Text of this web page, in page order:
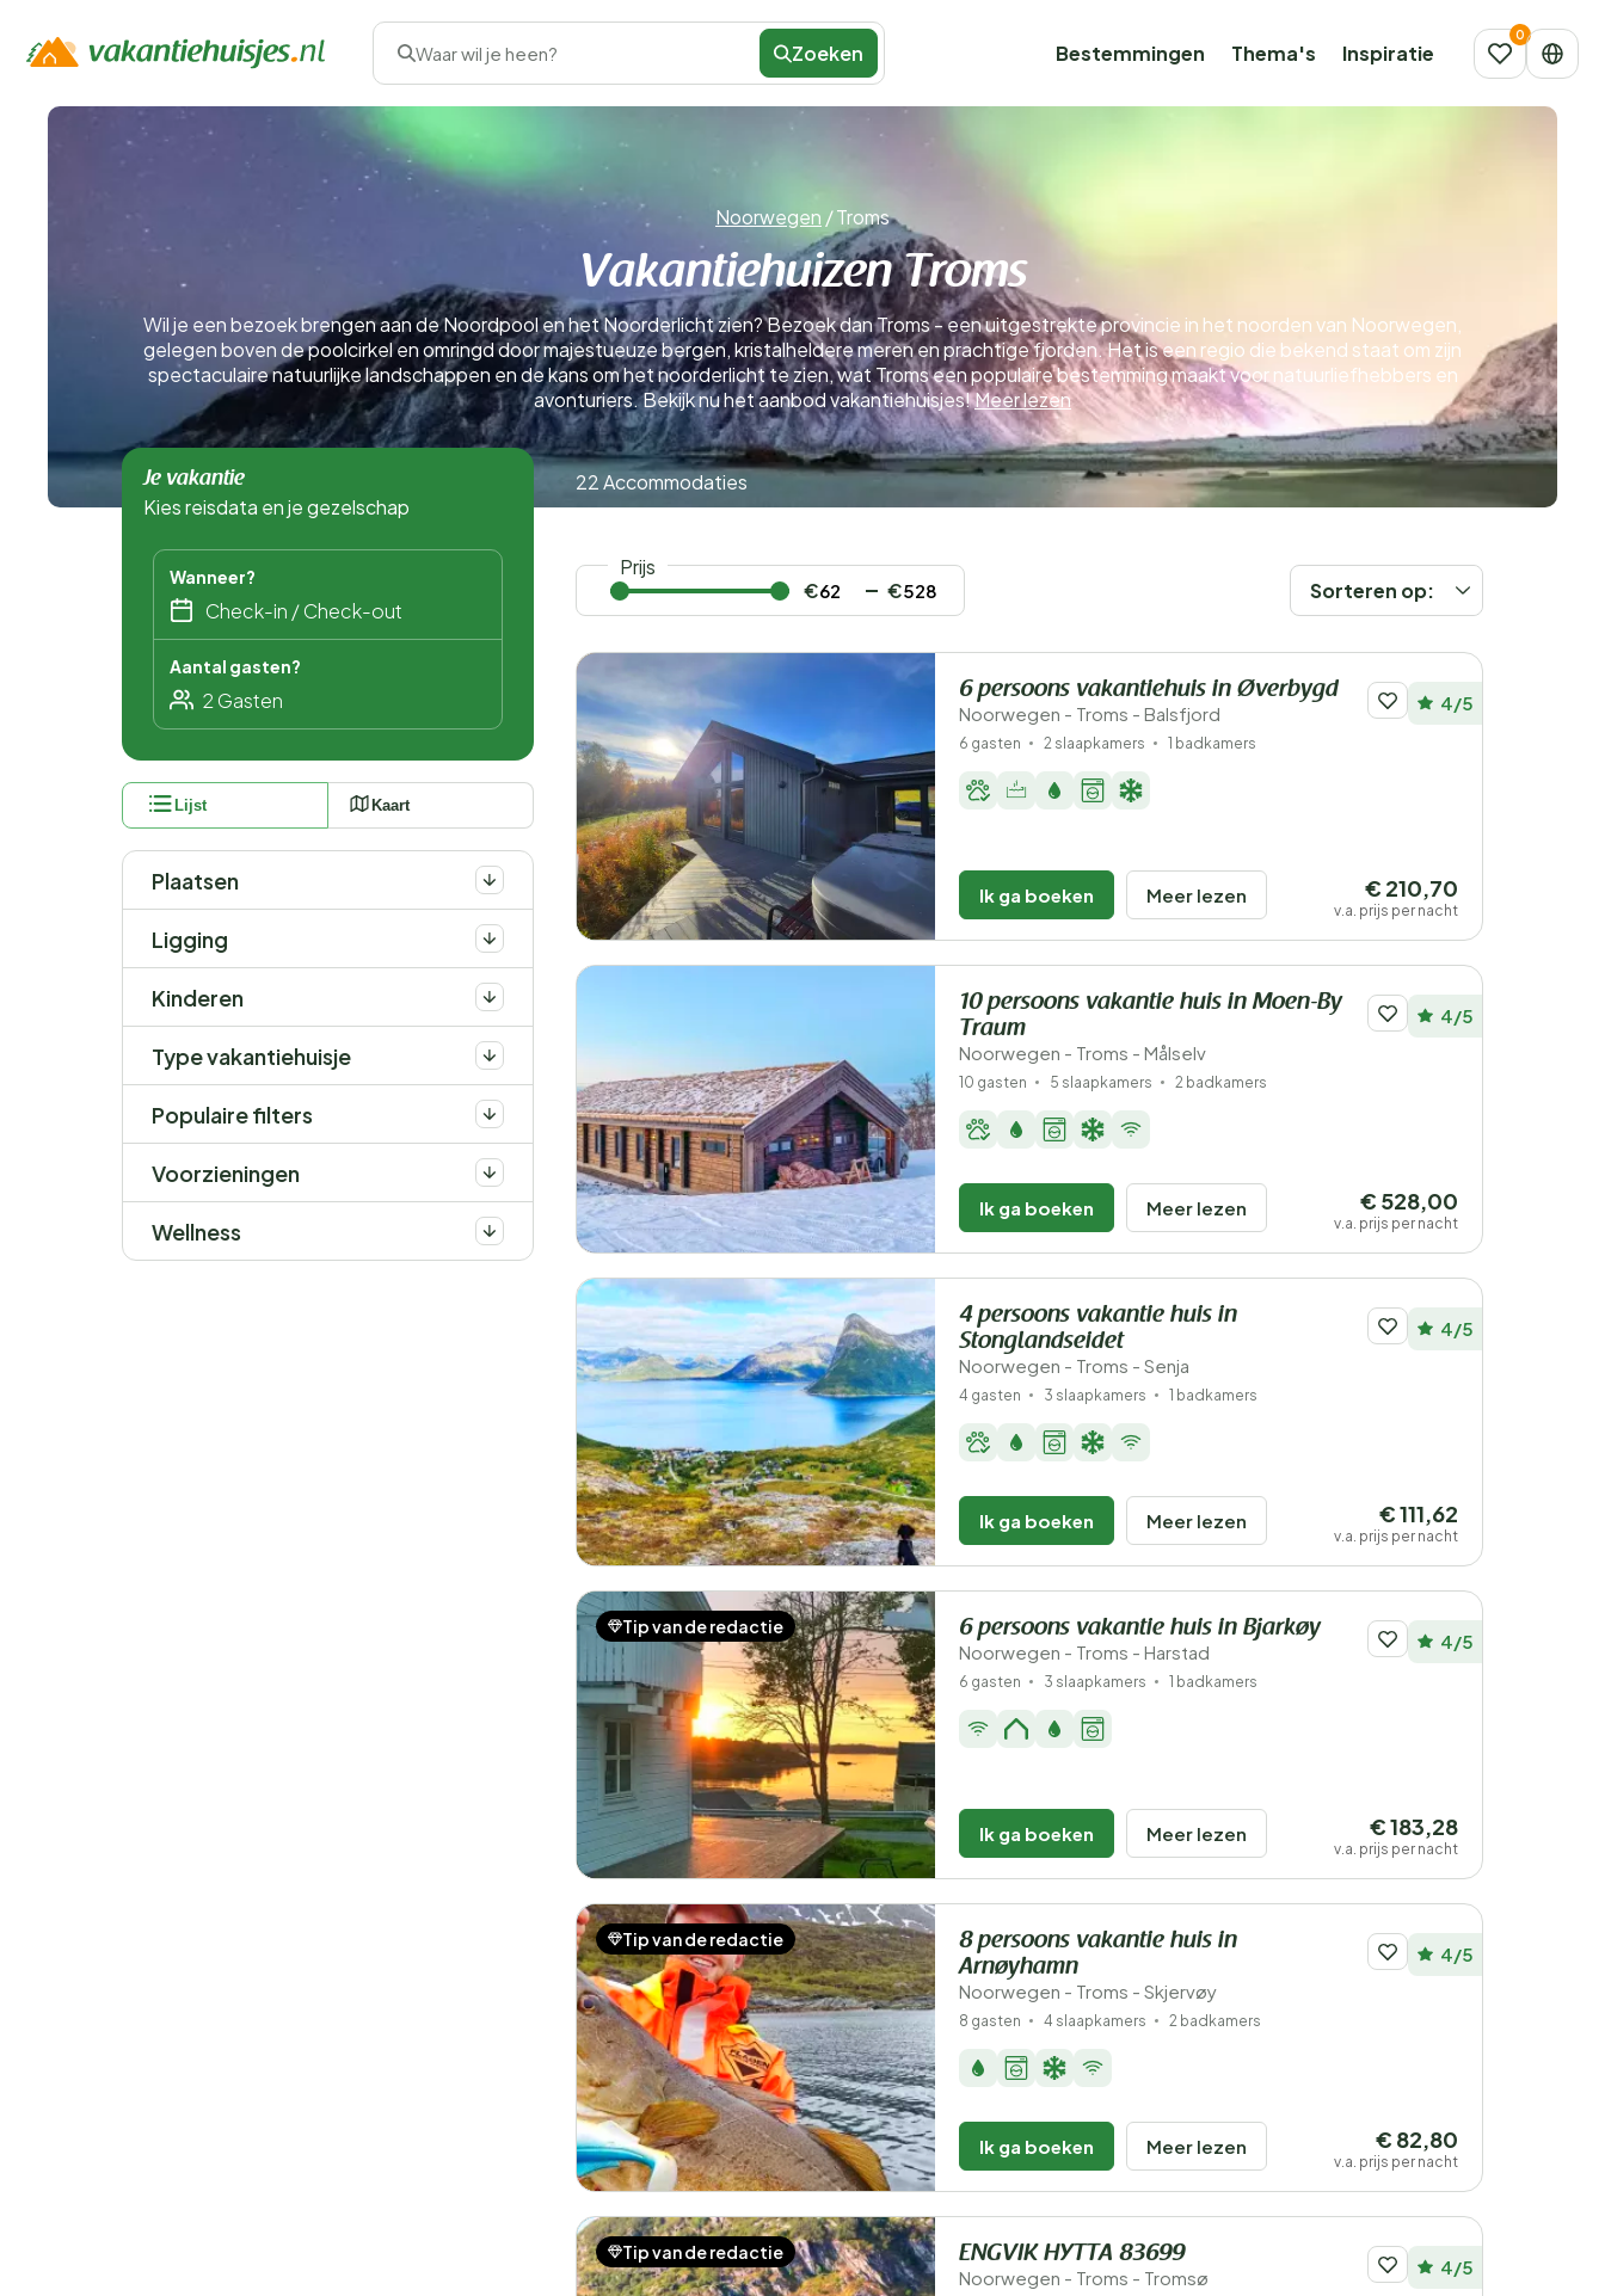
Waar wil je heen? Zoeken Bestemmingen Thema's Inspiratie
Noorwegen /Troms
Vakantiehuizen Troms
Wil je een bezoek brengen aan de Noordpool en het Noorderlicht zien? Bezoek dan Troms - een uitgestrekte provincie in het noorden van Noorwegen,
gelegen boven de poolcirkel en omringd door majestueuze bergen, kristalheldere meren en prachtige fjorden. Het is een regio die bekend staat om zijn
spectaculaire natuurlijke landschappen en de kans om het noorderlicht te zien, wat Troms een populaire bestemming maakt voor natuurliefhebbers en
avonturiers. Bekijk nu het aanbod vakantiehuisjes!Meer lezen
Je vakantie
Kies reisdata en je gezelschap
Wanneer?
Aantal gasten?
Lijst Kaart
Plaatsen
Ligging
Kinderen
Type vakantiehuisje
Populaire filters
Voorzieningen
Wellness
22 Accommodaties
Prijs
€
€ Sorteren op:
6 persoons vakantiehuis in Øverbygd
Noorwegen - Troms - Balsfjord 4/5
6 gasten 2 slaapkamers 1 badkamers
Ik ga boeken Meer lezen € 210,70
v.a. prijs per nacht
10 persoons vakantie huis in Moen-By
Traum
Noorwegen - Troms - Målselv
4/5
10 gasten 5 slaapkamers 2 badkamers
Ik ga boeken Meer lezen € 528,00
v.a. prijs per nacht
4 persoons vakantie huis in
Stonglandseidet
Noorwegen - Troms - Senja
4/5
4 gasten 3 slaapkamers 1 badkamers
Ik ga boeken Meer lezen € 111,62
v.a. prijs per nacht
Tip van de redactie 6 persoons vakantie huis in Bjarkøy
Noorwegen - Troms - Harstad 4/5
6 gasten 3 slaapkamers 1 badkamers
Ik ga boeken Meer lezen € 183,28
v.a. prijs per nacht
Tip van de redactie
8 persoons vakantie huis in
Arnøyhamn
Noorwegen - Troms - Skjervøy
4/5
8 gasten 4 slaapkamers 2 badkamers
Ik ga boeken Meer lezen € 82,80
v.a. prijs per nacht
Tip van de redactie ENGVIK HYTTA 83699
Noorwegen - Troms - Tromsø 4/5